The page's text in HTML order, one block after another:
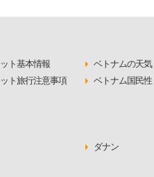
ト基本情報 ベトナムの天気
ト旅行注意事項 ベトナム国民性
ダナン